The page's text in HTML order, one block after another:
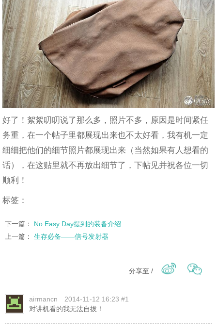
好了！絮絮叨叨说了那么多，照片不多，原因是时间紧任
务重，在一个帖子里都展现出来也不太好看，我有机一定
细细把他们的细节照片都展现出来（当然如果有人想看的
话），在这贴里就不再放出细节了，下帖见并祝各位一切
顺利！
标签：
下一篇： No Easy Day提到的装备介绍
上一篇： 生存必备——信号发射器
分享至 /
airmancn
2014-11-12 16:23 #1
对讲机看的我无法自拔！